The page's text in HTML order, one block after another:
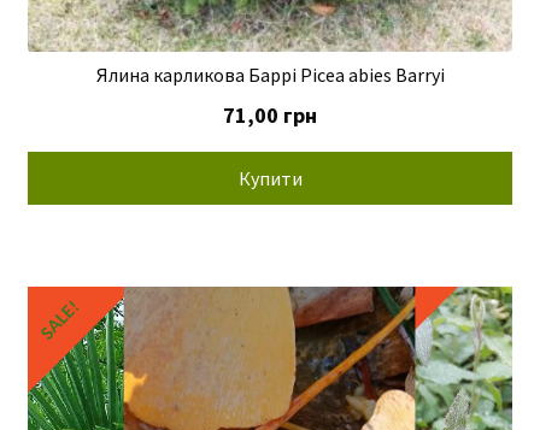
Ялина карликова Баррі Picea abies Barryi
71,00 грн
Купити
SALE! SALE!